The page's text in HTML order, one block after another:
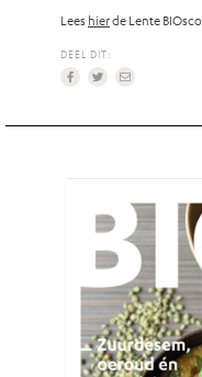
Leeshierde Lente
DEEL DIT: